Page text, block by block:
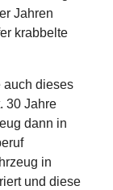
Jahren
krabbelte
auch dieses
30 Jahre
dann in
in
und diese